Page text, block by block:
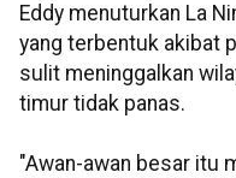
Eddy menuturkan La
yang terbentuk akibat
sulit meninggalkan
timur tidak panas.
"Awan-awan besar itu